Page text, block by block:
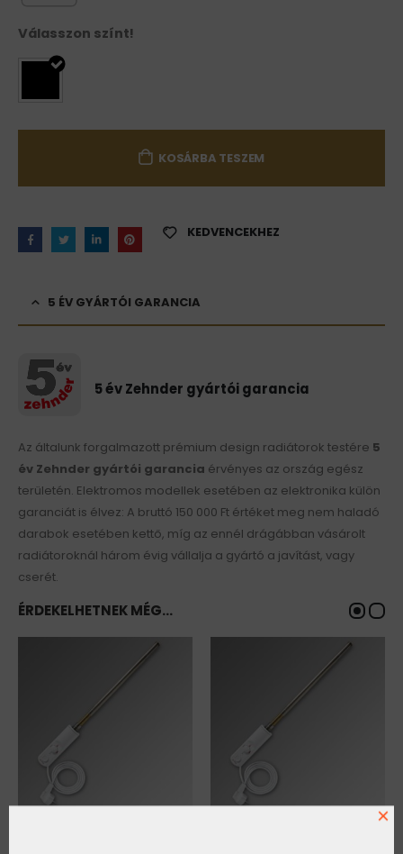
Válasszon színt!
KOSÁRBA TESZEM
KEDVENCEKHEZ
5 ÉV GYÁRTÓI GARANCIA
5 év Zehnder gyártói garancia
Az általunk forgalmazott prémium design radiátorok testére 5
év Zehnder gyártói garancia érvényes az ország egész
területén. Elektromos modellek esetében az elektronika külön
garanciát is élvez: A bruttó 150 000 Ft értéket meg nem haladó
darabok esetében kettő, míg az ennél drágábban vásárolt
radiátoroknál három évig vállalja a gyártó a javítást, vagy
cserét.
ÉRDEKELHETNEK MÉG…
×